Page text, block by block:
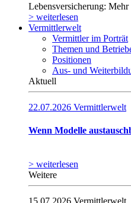
Lebensversicherung:
> weiterlesen
Vermittlerwelt
Vermittler im Porträt
Themen und
Positionen
Aus- und
Aktuell
22.07.2026 Vermittlerwelt
Wenn Modelle
> weiterlesen
Weitere